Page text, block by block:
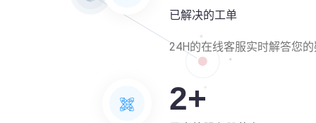
已解决的工单
24H的在线客服实时解答您
2+